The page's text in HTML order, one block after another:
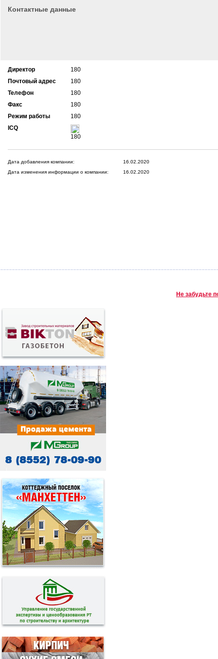
Контактные данные
Директор
180
Почтовый адрес
180
Телефон
180
Факс
180
Режим работы
180
ICQ
180
Дата добавления компании:
16.02.2020
Дата изменения информации о компании:
16.02.2020
Не забудьте